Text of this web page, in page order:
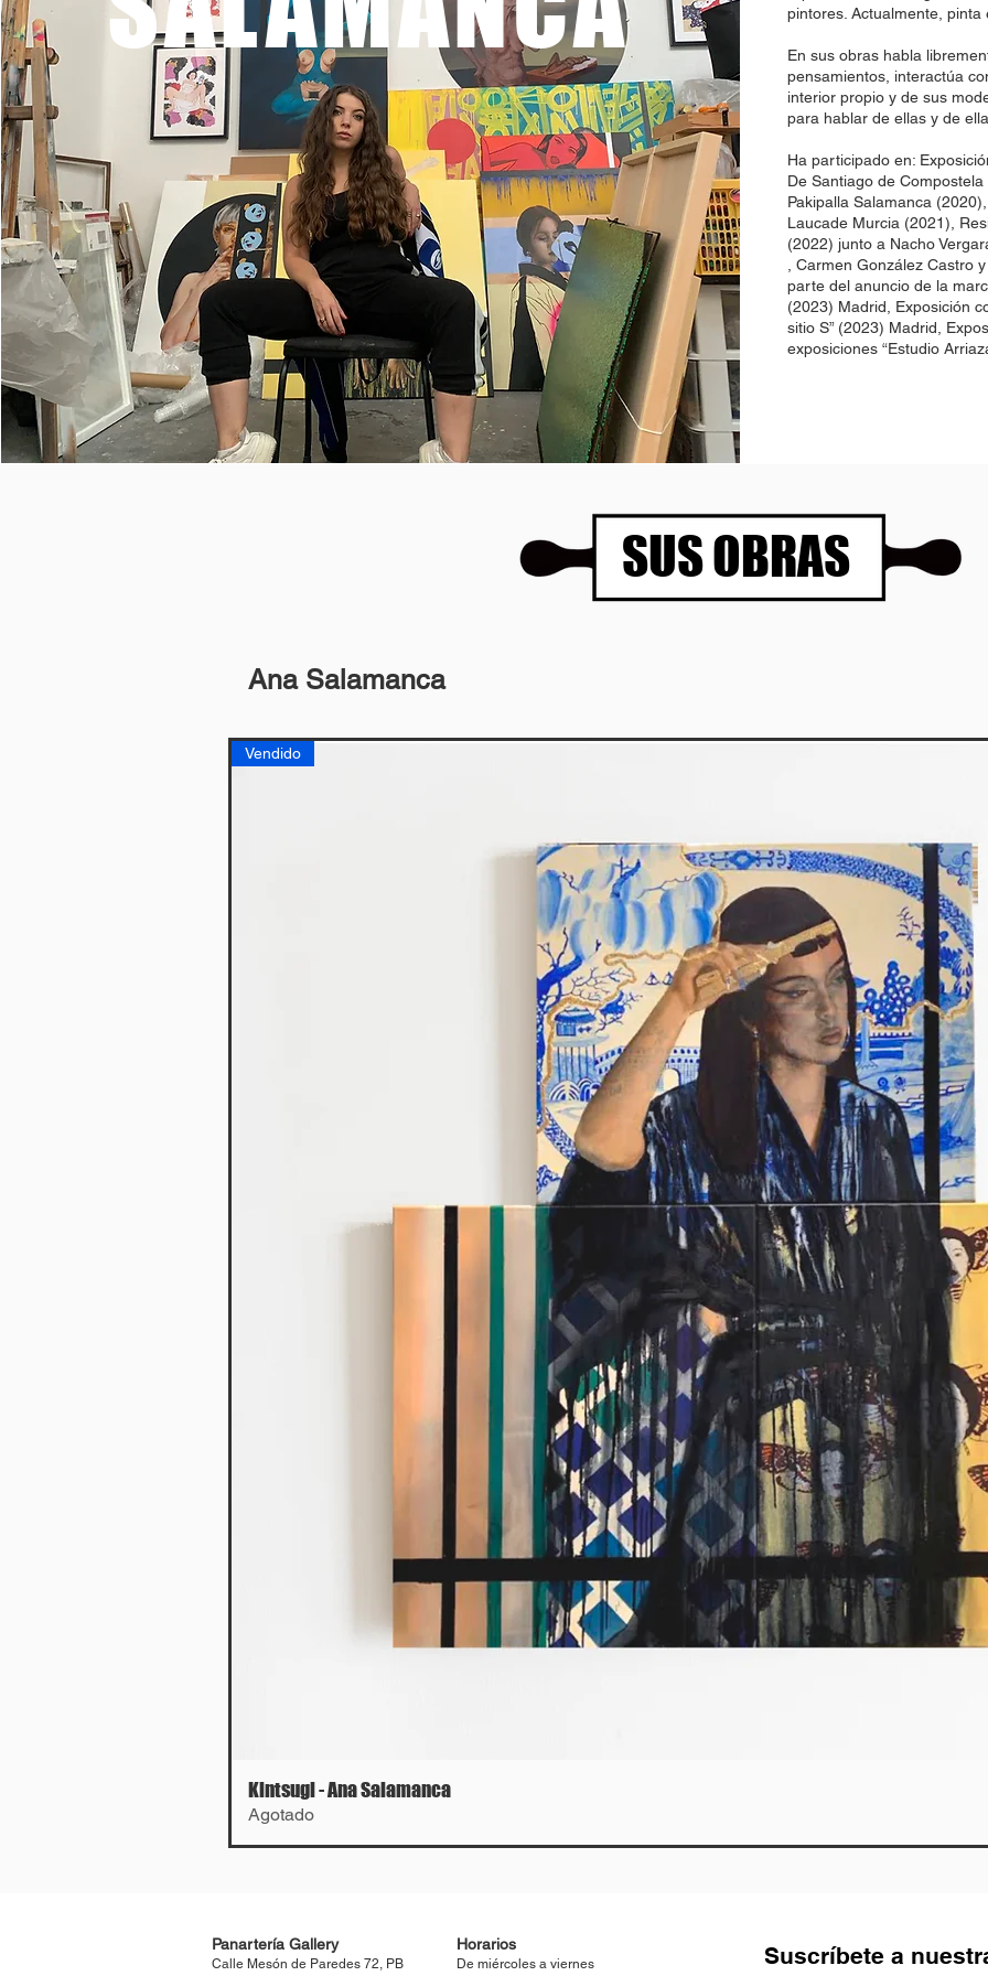
pintores. Actualmente, pinta
En sus obras habla
pensamientos, interactúa
interior propio y de sus
para hablar de ellas y de
Ha participado en:
De Santiago de
Pakipalla Salamanca
Laucade Murcia (2021),
(2022) junto a Nacho
, Carmen González Castro
parte del anuncio de la
(2023) Madrid, Exposición
sitio S” (2023) Madrid,
exposiciones “Estudio
SUS OBRAS
Ana Salamanca
Vendido
Kintsugi - Ana Salamanca
Agotado
Panartería Gallery
Calle Mesón de Paredes 72, PB
Horarios
De miércoles a viernes
Suscríbete a